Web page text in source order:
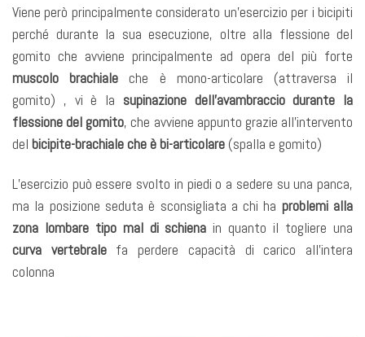
Viene però principalmente considerato un’esercizio per i bicipiti
perché durante la sua esecuzione, oltre alla flessione del
gomito che avviene principalmente ad opera del più forte
muscolo brachiale che è mono-articolare (attraversa il
gomito) , vi è la supinazione dell’avambraccio durante la
flessione del gomito, che avviene appunto grazie all’intervento
del bicipite-brachiale che è bi-articolare (spalla e gomito)
L’esercizio può essere svolto in piedi o a sedere su una panca,
ma la posizione seduta è sconsigliata a chi ha problemi alla
zona lombare tipo mal di schiena in quanto il togliere una
curva vertebralefa perdere capacità di carico all’intera
colonna